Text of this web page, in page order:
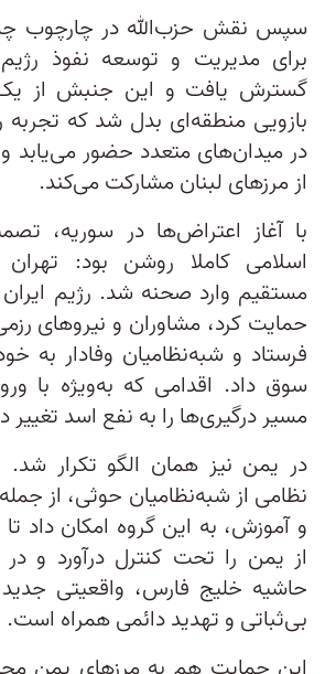
سپس نقش حزب‌الله در چارچوب
برای مدیریت و توسعه نفوذ
گسترش یافت و این جنبش از یک
بازویی منطقه‌ای بدل شد که تجربه
در میدان‌های متعدد حضور می‌یابد و
از مرزهای لبنان مشارکت می‌کند.
با آغاز اعتراض‌ها در سوریه،
اسلامی کاملا روشن بود:
مستقیم وارد صحنه شد. رژيم
حمایت کرد، مشاوران و نیروهای
فرستاد و شبه‌نظامیان وفادار به
سوق داد. اقدامی که به‌ویژه با
مسیر درگیری‌ها را به نفع اسد تغییر
در یمن نیز همان الگو تکرار
نظامی از شبه‌نظامیان حوثی، از
و آموزش، به این گروه امکان
از یمن را تحت کنترل درآورد و
حاشیه خلیج فارس، واقعیتی جدید
بی‌ثباتی و تهدید دائمی همراه است.